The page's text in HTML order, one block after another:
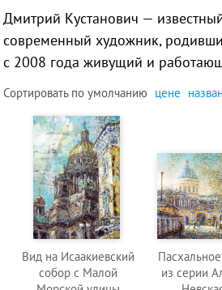
Дмитрий Кустанович —
современный художник,
с 2008 года живущий и
Сортировать поумолчанию цене
Вид на Исаакиевский
собор с Малой
из серии